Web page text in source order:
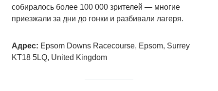
собиралось более 100 000 зрителей — многие
приезжали за дни до гонки и разбивали лагеря.
Адрес: Epsom Downs Racecourse, Epsom, Surrey
KT18 5LQ, United Kingdom